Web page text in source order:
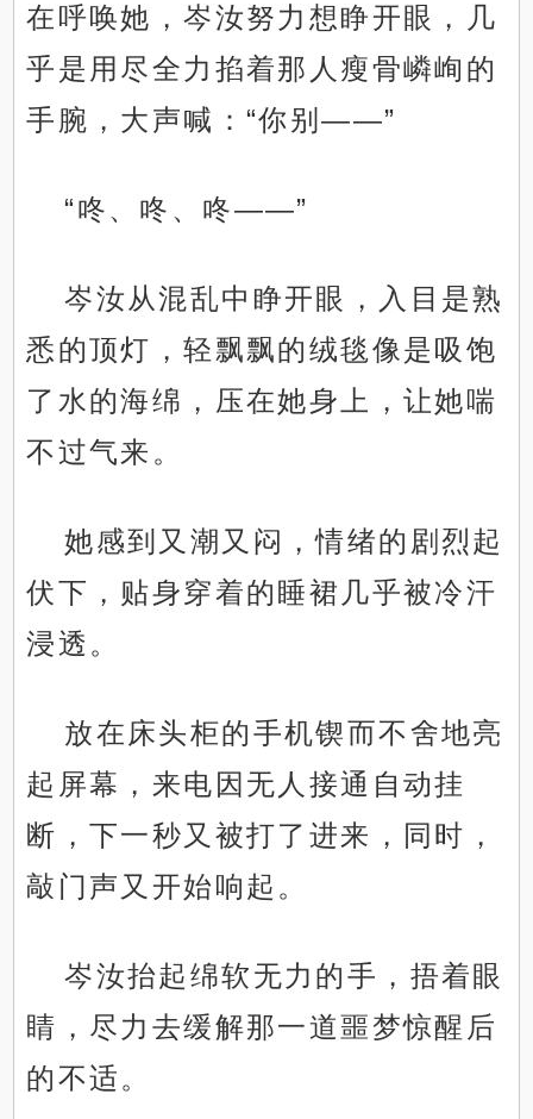
在呼唤她，岑汝努力想睁开眼，几
乎是用尽全力掐着那人瘦骨嶙峋的
手腕，大声喊：“你别——”
“咚、咚、咚——”
岑汝从混乱中睁开眼，入目是熟
悉的顶灯，轻飘飘的绒毯像是吸饱
了水的海绵，压在她身上，让她喘
不过气来。
她感到又潮又闷，情绪的剧烈起
伏下，贴身穿着的睡裙几乎被冷汗
浸透。
放在床头柜的手机锲而不舍地亮
起屏幕，来电因无人接通自动挂
断，下一秒又被打了进来，同时，
敲门声又开始响起。
岑汝抬起绵软无力的手，捂着眼
睛，尽力去缓解那一道噩梦惊醒后
的不适。